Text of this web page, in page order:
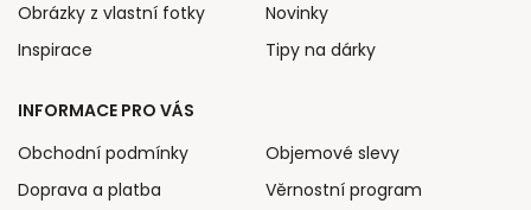
Obrázky z vlastní fotky
Inspirace
Novinky
Tipy na dárky
INFORMACE PRO VÁS
Obchodní podmínky
Doprava a platba
Objemové slevy
Věrnostní program